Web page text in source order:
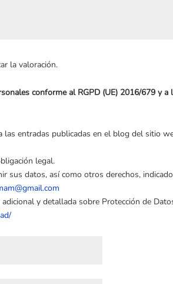
la valoración.
conforme al RGPD (UE) 2016/679 y a
entradas publicadas en el blog del sitio
legal.
sus datos, así como otros derechos,
y detallada sobre Protección de